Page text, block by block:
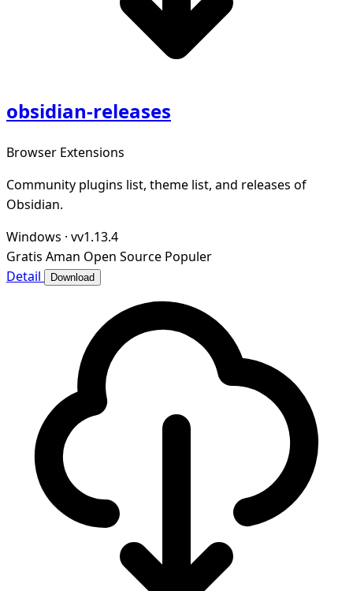
obsidian-releases
Browser Extensions
Community plugins list, theme list, and releases of
Obsidian.
Windows · vv1.13.4
Gratis Aman Open Source Populer
Detail
Download